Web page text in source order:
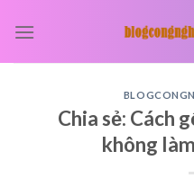
Chia sẻ: Cách
không